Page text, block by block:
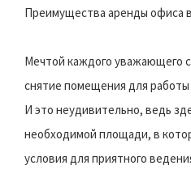
Преимущества аренды офиса
Мечтой каждого уважающего
снятие помещения для
И это неудивительно, ведь
необходимой площади, в
условия для приятного